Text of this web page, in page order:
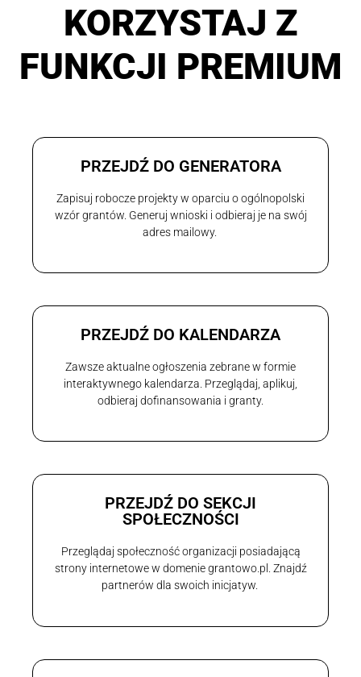
KORZYSTAJ Z
FUNKCJI PREMIUM
PRZEJDŹ DO GENERATORA
Zapisuj robocze projekty w oparciu o ogólnopolski
wzór grantów. Generuj wnioski i odbieraj je na swój
adres mailowy.
PRZEJDŹ DO KALENDARZA
Zawsze aktualne ogłoszenia zebrane w formie
interaktywnego kalendarza. Przeglądaj, aplikuj,
odbieraj dofinansowania i granty.
PRZEJDŹ DO SEKCJI
SPOŁECZNOŚCI
Przeglądaj społeczność organizacji posiadającą
strony internetowe w domenie grantowo.pl. Znajdź
partnerów dla swoich inicjatyw.